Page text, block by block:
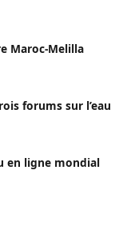
Maroc-Melilla
forums sur l’eau
en ligne mondial